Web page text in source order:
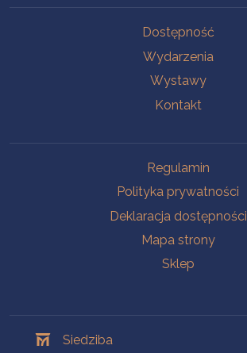
Dostępność
Wydarzenia
Wystawy
Kontakt
Regulamin
Polityka prywatności
Deklaracja dostępności
Mapa strony
Sklep
Siedziba